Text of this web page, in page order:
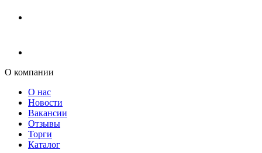
О компании
О нас
Новости
Вакансии
Отзывы
Торги
Каталог